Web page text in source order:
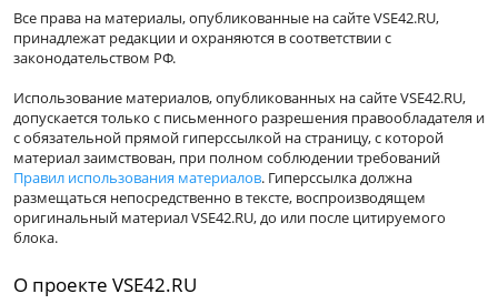
Все права на материалы, опубликованные на сайте VSE42.RU,
принадлежат редакции и охраняются в соответствии с
законодательством РФ.
Использование материалов, опубликованных на сайте VSE42.RU,
допускается только с письменного разрешения правообладателя и
с обязательной прямой гиперссылкой на страницу, с которой
материал заимствован, при полном соблюдении требований
Правил использования материалов. Гиперссылка должна
размещаться непосредственно в тексте, воспроизводящем
оригинальный материал VSE42.RU, до или после цитируемого
блока.
О проекте VSE42.RU